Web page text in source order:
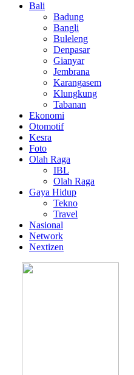
Bali
Badung
Bangli
Buleleng
Denpasar
Gianyar
Jembrana
Karangasem
Klungkung
Tabanan
Ekonomi
Otomotif
Kesra
Foto
Olah Raga
IBL
Olah Raga
Gaya Hidup
Tekno
Travel
Nasional
Network
Nextizen